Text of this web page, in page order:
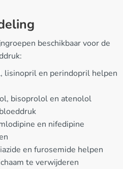
beschikbaar voor de
lisinopril en perindopril helpen
bisoprolol en atenolol
en nifedipine
en furosemide helpen
te verwijderen